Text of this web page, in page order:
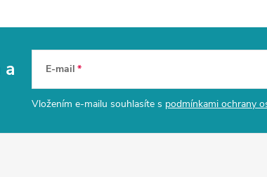
a
E-mail
Vložením e-mailu souhlasíte s podmínkami ochrany